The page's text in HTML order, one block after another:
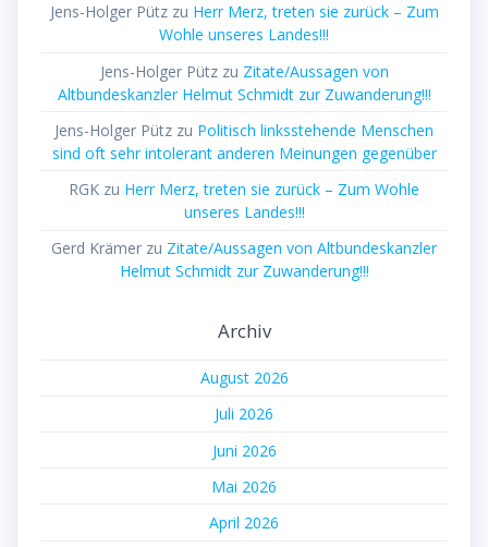
Jens-Holger Pützzu Herr Merz, treten sie zurück – Zum
Wohle unseres Landes!!!
Jens-Holger Pützzu Zitate/Aussagen von
Altbundeskanzler Helmut Schmidt zur Zuwanderung!!!
Jens-Holger Pütz zu Politisch linksstehende Menschen
sind oft sehr intolerant anderen Meinungen gegenüber
RGK zu Herr Merz, treten sie zurück – Zum Wohle
unseres Landes!!!
Gerd Krämer zu Zitate/Aussagen von Altbundeskanzler
Helmut Schmidt zur Zuwanderung!!!
Archiv
August 2026
Juli 2026
Juni 2026
Mai 2026
April 2026